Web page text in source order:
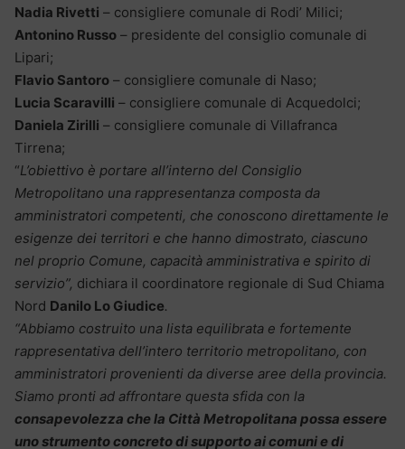
Nadia Rivetti – consigliere comunale di Rodi’ Milici;
Antonino Russo – presidente del consiglio comunale di
Lipari;
Flavio Santoro – consigliere comunale di Naso;
Lucia Scaravilli – consigliere comunale di Acquedolci;
Daniela Zirilli – consigliere comunale di Villafranca
Tirrena;
“L’obiettivo è portare all’interno del Consiglio
Metropolitano una rappresentanza composta da
amministratori competenti, che conoscono direttamente le
esigenze dei territori e che hanno dimostrato, ciascuno
nel proprio Comune, capacità amministrativa e spirito di
servizio”, dichiara il coordinatore regionale di Sud Chiama
Nord Danilo Lo Giudice.
“Abbiamo costruito una lista equilibrata e fortemente
rappresentativa dell’intero territorio metropolitano, con
amministratori provenienti da diverse aree della provincia.
Siamo pronti ad affrontare questa sfida con la
consapevolezza che la Città Metropolitana possa essere
uno strumento concreto di supporto ai comuni e di